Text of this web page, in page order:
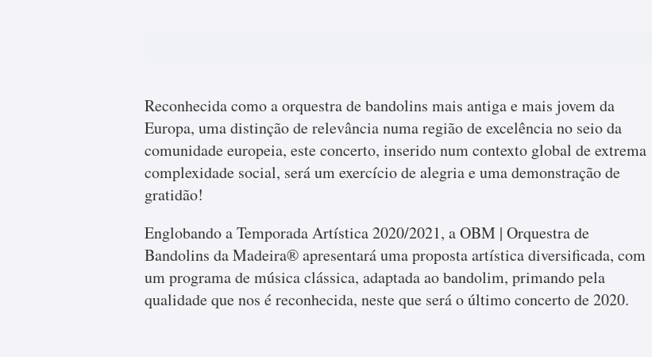
Reconhecida como a orquestra de bandolins mais antiga e mais jovem da
Europa, uma distinção de relevância numa região de excelência no seio da
comunidade europeia, este concerto, inserido num contexto global de extrema
complexidade social, será um exercício de alegria e uma demonstração de
gratidão!
Englobando a Temporada Artística 2020/2021, a OBM | Orquestra de
Bandolins da Madeira® apresentará uma proposta artística diversificada, com
um programa de música clássica, adaptada ao bandolim, primando pela
qualidade que nos é reconhecida, neste que será o último concerto de 2020.